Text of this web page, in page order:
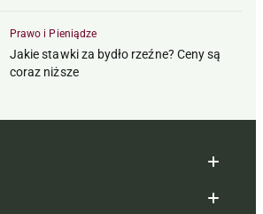
Prawo i Pieniądze
Jakie stawki za bydło rzeźne? Ceny są
coraz niższe